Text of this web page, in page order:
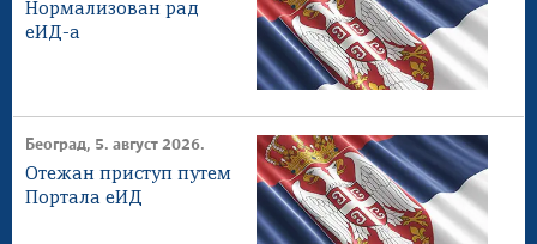
Нормализован рад
еИД-а
Београд, 5. август 2026.
Отежан приступ путем
Портала еИД